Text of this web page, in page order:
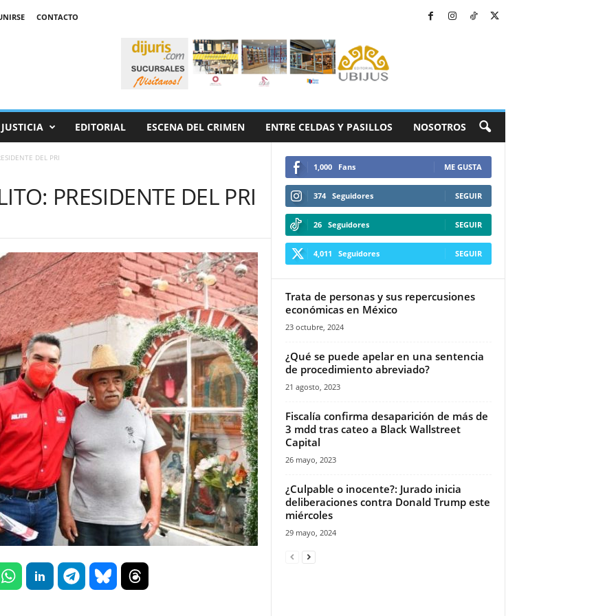
CONTACTO
JUSTICIA EDITORIAL ESCENA DEL CRIMEN ENTRE CELDAS Y PASILLOS NOSOTROS
DEL PRI
PRESIDENTE DEL PRI
1,000 Fans ME GUSTA
374 Seguidores SEGUIR
26 Seguidores SEGUIR
4,011 Seguidores SEGUIR
Trata de personas y sus repercusiones
económicas en México
23 octubre, 2024
¿Qué se puede apelar en una sentencia
de procedimiento abreviado?
21 agosto, 2023
Fiscalía confirma desaparición de más de
3 mdd tras cateo a Black Wallstreet
Capital
26 mayo, 2023
¿Culpable o inocente?: Jurado inicia
deliberaciones contra Donald Trump este
miércoles
29 mayo, 2024